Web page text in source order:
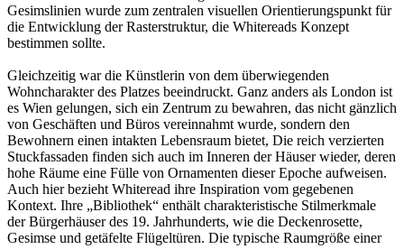
Gesimslinien wurde zum zentralen visuellen Orientierungspunkt für
die Entwicklung der Rasterstruktur, die Whitereads Konzept
bestimmen sollte.
Gleichzeitig war die Künstlerin von dem überwiegenden
Wohncharakter des Platzes beeindruckt. Ganz anders als London ist
es Wien gelungen, sich ein Zentrum zu bewahren, das nicht gänzlich
von Geschäften und Büros vereinnahmt wurde, sondern den
Bewohnern einen intakten Lebensraum bietet, Die reich verzierten
Stuckfassaden finden sich auch im Inneren der Häuser wieder, deren
hohe Räume eine Fülle von Ornamenten dieser Epoche aufweisen.
Auch hier bezieht Whiteread ihre Inspiration vom gegebenen
Kontext. Ihre „Bibliothek“ enthält charakteristische Stilmerkmale
der Bürgerhäuser des 19. Jahrhunderts, wie die Deckenrosette,
Gesimse und getäfelte Flügeltüren. Die typische Raumgröße einer